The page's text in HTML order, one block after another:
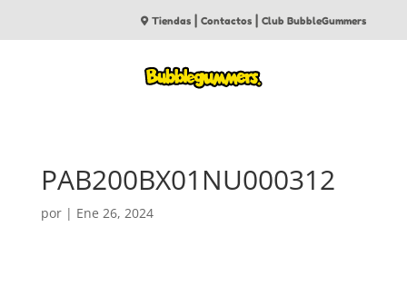
Tiendas |Contactos |Club BubbleGummers
PAB200BX01NU000312
por | Ene 26, 2024